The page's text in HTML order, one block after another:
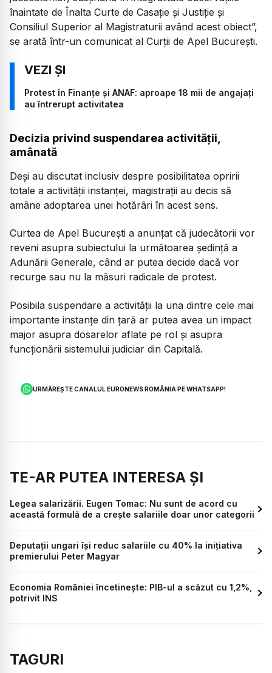
înaintate de Înalta Curte de Casație și Justiție și
Consiliul Superior al Magistraturii având acest obiect”,
se arată într-un comunicat al Curții de Apel București.
Protest în Finanțe și ANAF: aproape 18 mii de angajați
au întrerupt activitatea
Decizia privind suspendarea activității,
amânată
Deși au discutat inclusiv despre posibilitatea opririi
totale a activității instanței, magistrații au decis să
amâne adoptarea unei hotărâri în acest sens.
Curtea de Apel București a anunțat că judecătorii vor
reveni asupra subiectului la următoarea ședință a
Adunării Generale, când ar putea decide dacă vor
recurge sau nu la măsuri radicale de protest.
Posibila suspendare a activității la una dintre cele mai
importante instanțe din țară ar putea avea un impact
major asupra dosarelor aflate pe rol și asupra
funcționării sistemului judiciar din Capitală.
URMĂREȘTE CANALUL EURONEWS ROMÂNIA PE WHATSAPP!
TE-AR PUTEA INTERESA ȘI
Legea salarizării. Eugen Tomac: Nu sunt de acord cu
această formulă de a crește salariile doar unor categorii
Deputații ungari își reduc salariile cu 40% la inițiativa
premierului Peter Magyar
Economia României încetinește: PIB-ul a scăzut cu 1,2%,
potrivit INS
TAGURI